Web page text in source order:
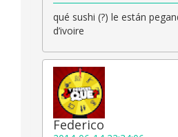
qué sushi (?) le están
d’ivoire
Federico